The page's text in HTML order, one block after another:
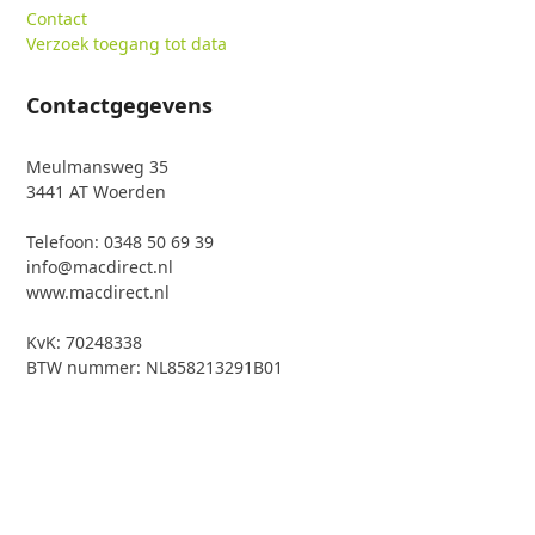
Contact
Verzoek toegang tot data
Contactgegevens
Meulmansweg 35
3441 AT Woerden
Telefoon: 0348 50 69 39
info@macdirect.nl
www.macdirect.nl
KvK: 70248338
BTW nummer: NL858213291B01